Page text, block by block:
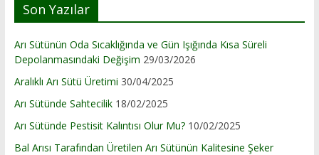
Son Yazılar
Arı Sütünün Oda Sıcaklığında ve Gün Işığında Kısa Süreli
Depolanmasındaki Değişim 29/03/2026
Aralıklı Arı Sütü Üretimi 30/04/2025
Arı Sütünde Sahtecilik 18/02/2025
Arı Sütünde Pestisit Kalıntısı Olur Mu? 10/02/2025
Bal Arısı Tarafından Üretilen Arı Sütünün Kalitesine Şeker